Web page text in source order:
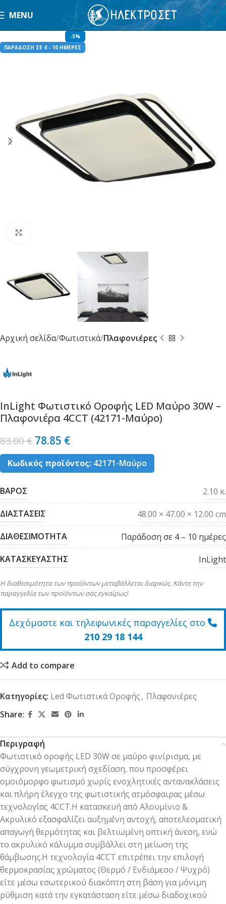
MENU
-5%
ΠΑΡΑΔΟΣΗ ΣΕ 4 - 10 ΗΜΕΡΕΣ
Αρχική σελίδα Φωτιστικά Πλαφονιέρες
InLight Φωτιστικό Οροφής LED Μαύρο 30W –
Πλαφονιέρα 4CCT (42171-Μαύρο)
83.00€ 78.85 €
Κωδικός προϊόντος: 42171-Μαύρο
ΒΑΡΟΣ 2.10 κ.
ΔΙΑΣΤΑΣΕΙΣ 48.00 × 47.00 × 12.00 cm
ΔΙΑΘΕΣΙΜΟΤΗΤΑ Παράδοση σε 4 – 10 ημέρες
ΚΑΤΑΣΚΕΥΑΣΤΗΣ InLight
Η διαθεσιμότητα των προϊόντων μεταβάλλεται διαρκώς. Κάντε την
παραγγελία των προϊόντων σας εγκαίρως!
Δεχόμαστε και τηλεφωνικές παραγγελίες στο
210 29 18 144
Add to compare
Κατηγορίες: Led Φωτιστικά Οροφής, Πλαφονιέρες
Share:
Περιγραφή
Φωτιστικό οροφής LED 30W σε μαύρο φινίρισμα, με
σύγχρονη γεωμετρική σχεδίαση, που προσφέρει
ομοιόμορφο φωτισμό χωρίς ενοχλητικές αντανακλάσεις
και πλήρη έλεγχο της φωτιστικής ατμόσφαιρας μέσω
τεχνολογίας 4CCT.Η κατασκευή από Αλουμίνιο &
Ακρυλικό εξασφαλίζει αυξημένη αντοχή, αποτελεσματική
απαγωγή θερμότητας και βελτιωμένη οπτική άνεση, ενώ
το ακρυλικό κάλυμμα συμβάλλει στη μείωση της
θάμβωσης.Η τεχνολογία 4CCT επιτρέπει την επιλογή
θερμοκρασίας χρώματος (Θερμό / Ενδιάμεσο / Ψυχρό)
είτε μέσω εσωτερικού διακόπτη στη βάση για μόνιμη
ρύθμιση κατά την εγκατάσταση είτε μέσω διαδοχικού